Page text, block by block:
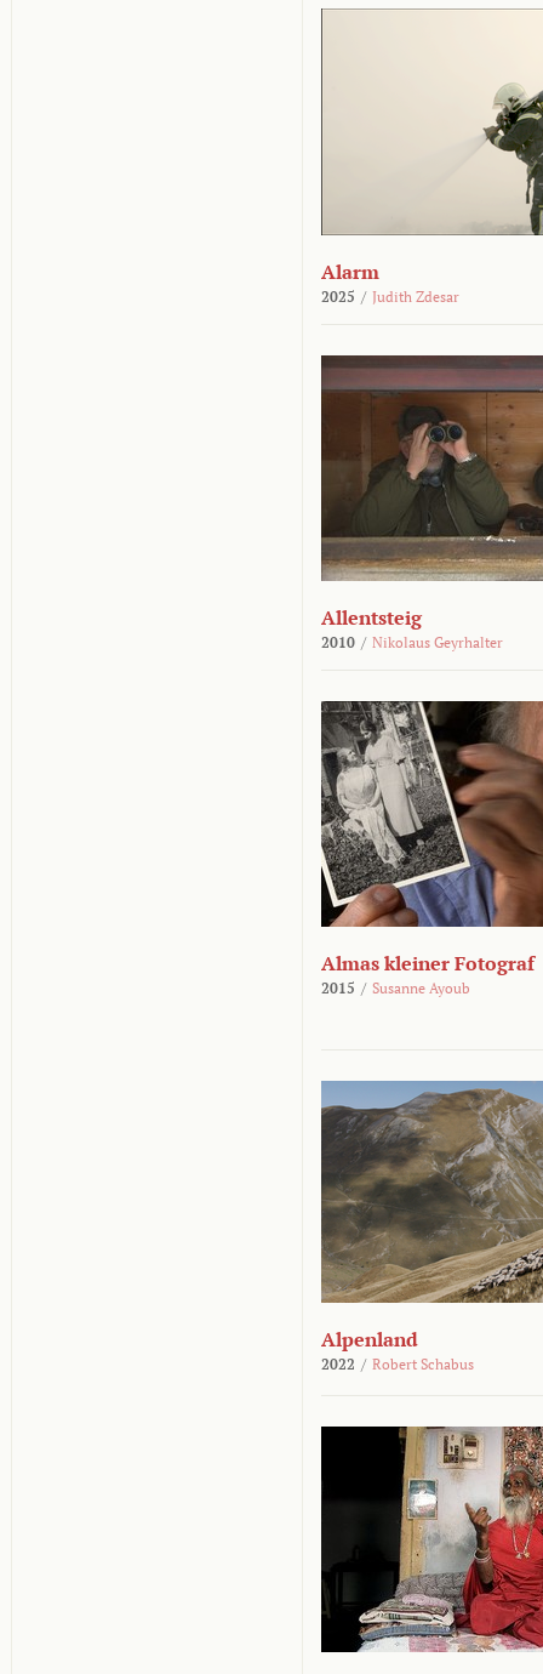
Alarm
2025 / Judith Zdesar
Allentsteig
2010 / Nikolaus Geyrhalter
Almas kleiner Fotograf
2015 / Susanne Ayoub
Alpenland
2022 / Robert Schabus